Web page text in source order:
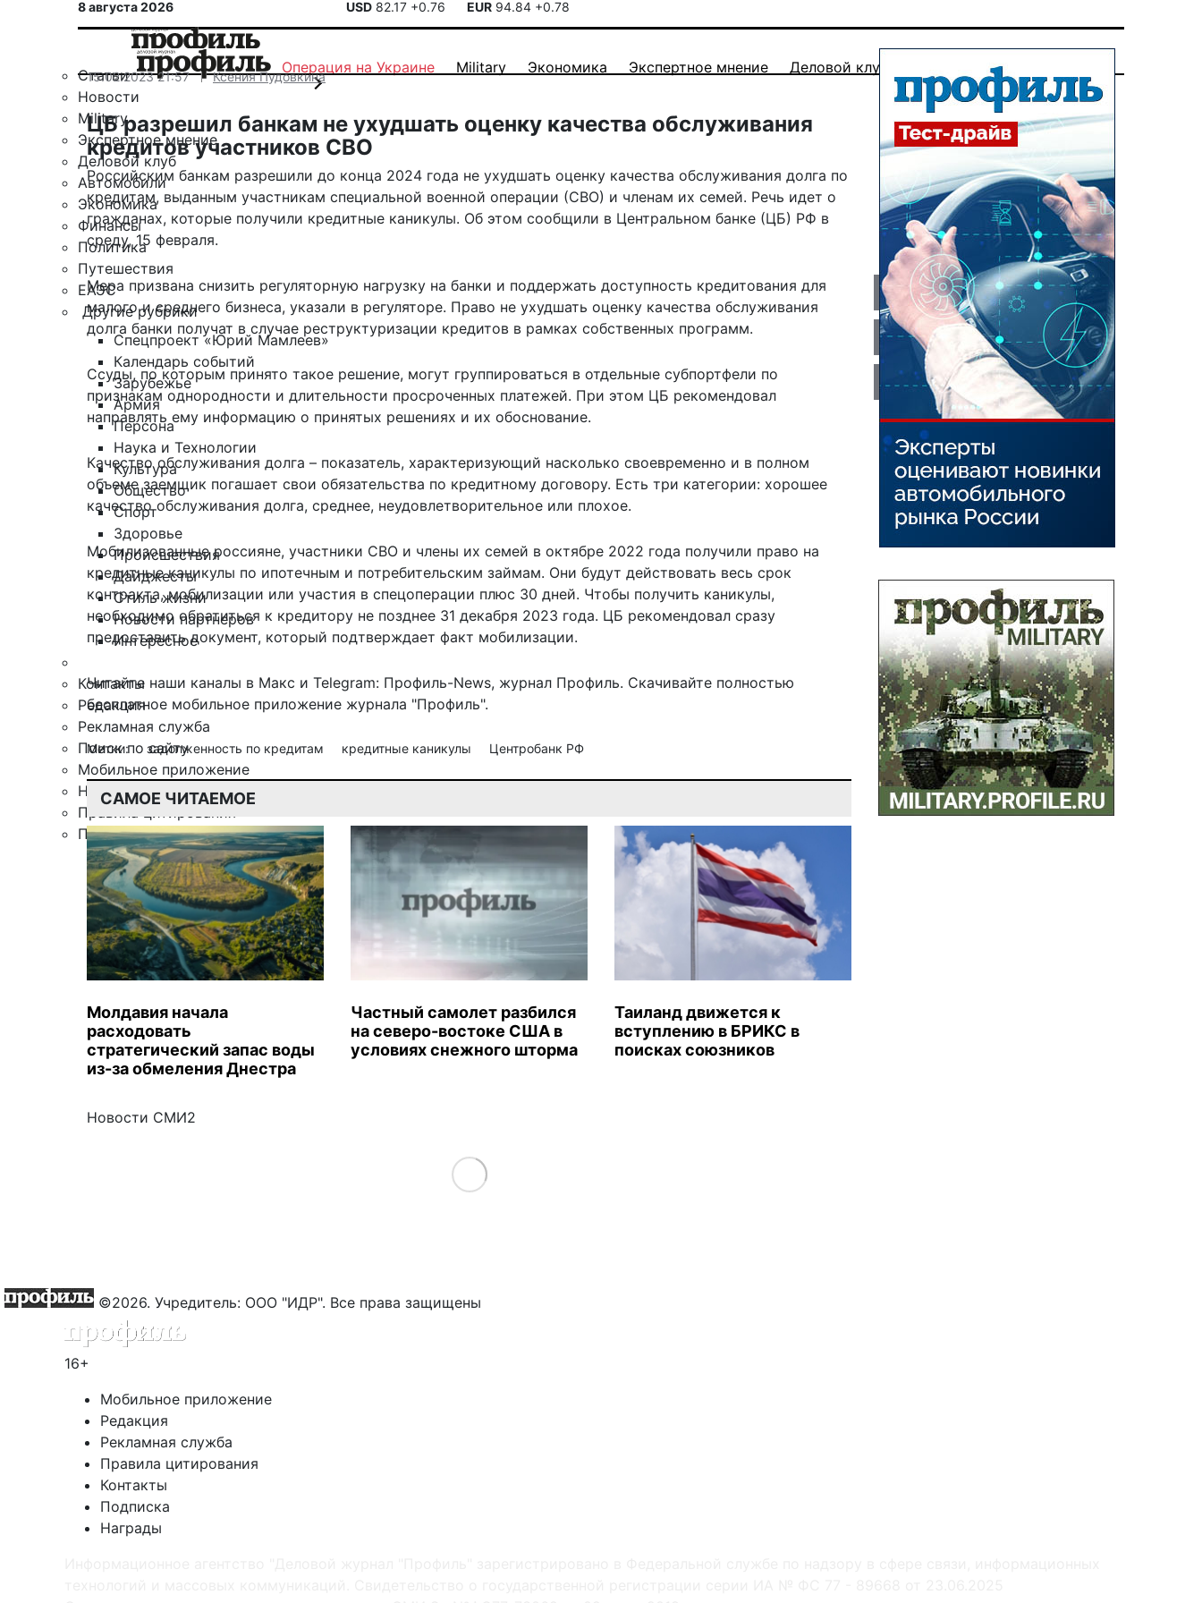
8 августа 2026 USD 82.17 +0.76 EUR 94.84 +0.78
Статьи
Новости
Military
Экспертное мнение
Деловой клуб
Автомобили
Экономика
Финансы
Политика
Путешествия
ЕАЭС
Другие рубрики
Спецпроект «Юрий Мамлеев»
Календарь событий
Зарубежье
Армия
Персона
Наука и Технологии
Культура
Общество
Спорт
Здоровье
Происшествия
Дайджесты
Стиль жизни
Новости партнеров
Интересное
Контакты
Редакция
Рекламная служба
Поиск по сайту
Мобильное приложение
Награды
Правила цитирования
Подписка
Операция на Украине Military Экономика Экспертное мнение Деловой клуб
15.02.2023 21:57 Ксения Пудовкина
ЦБ разрешил банкам не ухудшать оценку качества обслуживания
кредитов участников СВО
Российским банкам разрешили до конца 2024 года не ухудшать оценку качества обслуживания долга по
кредитам, выданным участникам специальной военной операции (СВО) и членам их семей. Речь идет о
гражданах, которые получили кредитные каникулы. Об этом сообщили в Центральном банке (ЦБ) РФ в
среду, 15 февраля.
Мера призвана снизить регуляторную нагрузку на банки и поддержать доступность кредитования для
малого и среднего бизнеса, указали в регуляторе. Право не ухудшать оценку качества обслуживания
долга банки получат в случае реструктуризации кредитов в рамках собственных программ.
Ссуды, по которым принято такое решение, могут группироваться в отдельные субпортфели по
признакам однородности и длительности просроченных платежей. При этом ЦБ рекомендовал
направлять ему информацию о принятых решениях и их обоснование.
Качество обслуживания долга – показатель, характеризующий насколько своевременно и в полном
объеме заемщик погашает свои обязательства по кредитному договору. Есть три категории: хорошее
качество обслуживания долга, среднее, неудовлетворительное или плохое.
Мобилизованные россияне, участники СВО и члены их семей в октябре 2022 года получили право на
кредитные каникулы по ипотечным и потребительским займам. Они будут действовать весь срок
контракта, мобилизации или участия в спецоперации плюс 30 дней. Чтобы получить каникулы,
необходимо обратиться к кредитору не позднее 31 декабря 2023 года. ЦБ рекомендовал сразу
предоставить документ, который подтверждает факт мобилизации.
Читайте наши каналы в Макс и Telegram: Профиль-News, журнал Профиль. Скачивайте полностью
бесплатное мобильное приложение журнала "Профиль".
Метки: задолженность по кредитам кредитные каникулы Центробанк РФ
САМОЕ ЧИТАЕМОЕ
Молдавия начала
расходовать
стратегический запас воды
из-за обмеления Днестра
Частный самолет разбился
на северо-востоке США в
условиях снежного шторма
Таиланд движется к
вступлению в БРИКС в
поисках союзников
Новости СМИ2
Load More
©2026. Учредитель: ООО "ИДР". Все права защищены
16+
Мобильное приложение
Редакция
Рекламная служба
Правила цитирования
Контакты
Подписка
Награды